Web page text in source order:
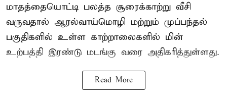
மாதத்தையொட்டி பலத்த சூரைக்காற்று வீசி
வருவதால் ஆரல்வாய்மொழி மற்றும் முப்பந்தல்
பகுதிகளில் உள்ள காற்றாலைகளில் மின்
உற்பத்தி இரண்டு மடங்கு வரை அதிகரித்துள்ளது.
Read More